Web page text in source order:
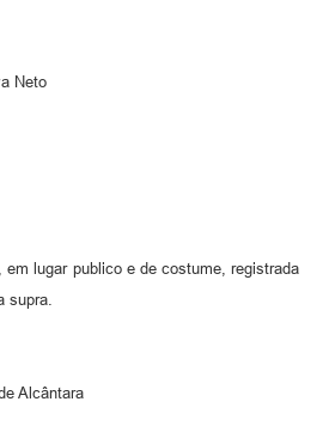
Neto
em lugar publico e de costume, registrada
supra.
Alcântara